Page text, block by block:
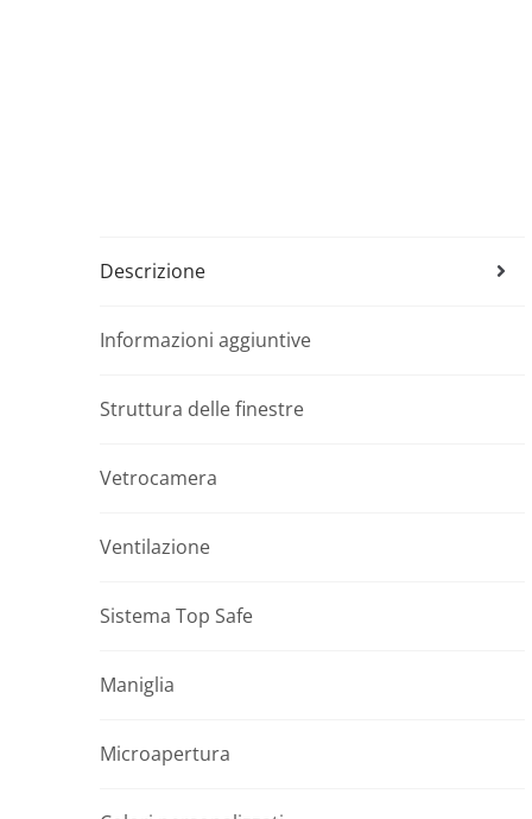
Descrizione
Informazioni aggiuntive
Struttura delle finestre
Vetrocamera
Ventilazione
Sistema Top Safe
Maniglia
Microapertura